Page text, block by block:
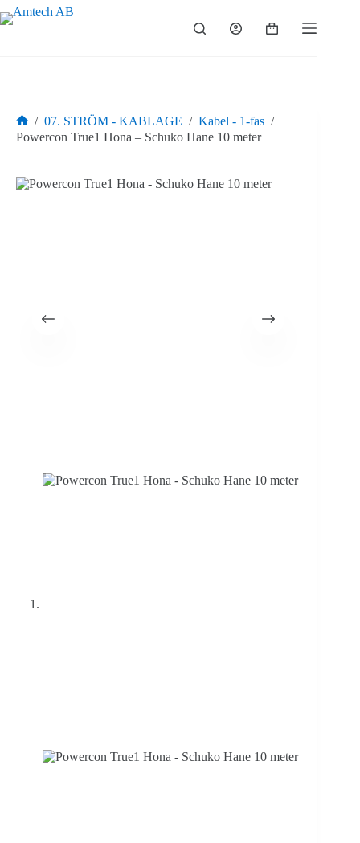
Hoppa
till
Varukorg
Hem
/ 07. STRÖM - KABLAGE / Kabel - 1-fas /
Powercon True1 Hona – Schuko Hane 10 meter